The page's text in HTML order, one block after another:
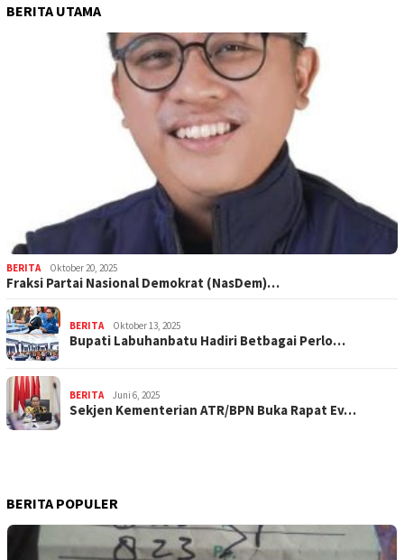
BERITA UTAMA
BERITA Oktober 20, 2025
Fraksi Partai Nasional Demokrat (NasDem)…
BERITA Oktober 13, 2025
Bupati Labuhanbatu Hadiri Betbagai Perlo…
BERITA Juni 6, 2025
Sekjen Kementerian ATR/BPN Buka Rapat Ev…
BERITA POPULER